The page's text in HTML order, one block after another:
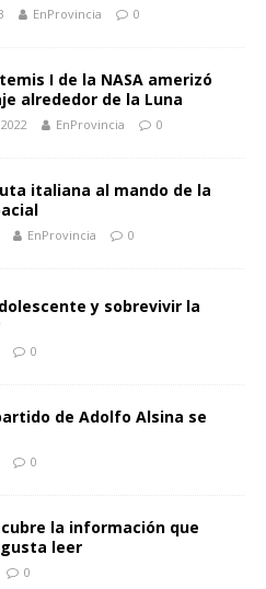
EnProvincia 0
I de la NASA amerizó
alrededor de la Luna
EnProvincia 0
italiana al mando de la
EnProvincia 0
y sobrevivir la
0
de Adolfo Alsina se
0
cubre la información que
leer
0